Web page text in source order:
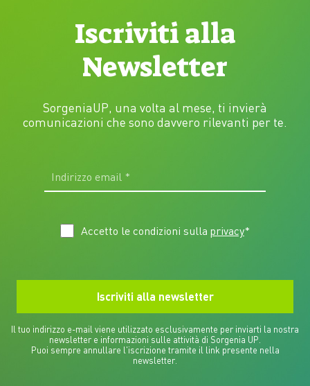
Iscriviti alla
Newsletter
SorgeniaUP, una volta al mese, ti invierà
comunicazioni che sono davvero rilevanti per te.
Accetto le condizioni sulla privacy*
Il tuo indirizzo e-mail viene utilizzato esclusivamente per inviarti la nostra
newsletter e informazioni sulle attività di Sorgenia UP.
Puoi sempre annullare l'iscrizione tramite il link presente nella
newsletter.